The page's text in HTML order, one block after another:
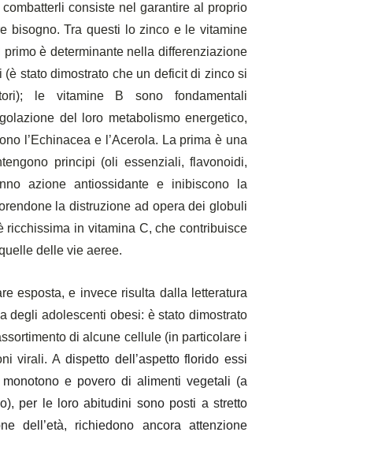
consiste nel garantire al proprio
bisogno. Tra questi lo zinco e le vitamine
è determinante nella differenziazione
stato dimostrato che un deficit di zinco si
le vitamine B sono fondamentali
del loro metabolismo energetico,
l’Echinacea e l’Acerola. La prima è una
principi (oli essenziali, flavonoidi,
azione antiossidante e inibiscono la
la distruzione ad opera dei globuli
ricchissima in vitamina C, che contribuisce
delle vie aeree.
esposta, e invece risulta dalla letteratura
degli adolescenti obesi: è stato dimostrato
di alcune cellule (in particolare i
virali. A dispetto dell’aspetto florido essi
e povero di alimenti vegetali (a
per le loro abitudini sono posti a stretto
dell’età, richiedono ancora attenzione